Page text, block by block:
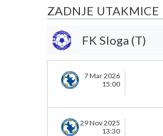
ZADNJE UTAKMICE
FK Sloga (T)
7 Mar 2026
15:00
29 Nov 2025
13:30